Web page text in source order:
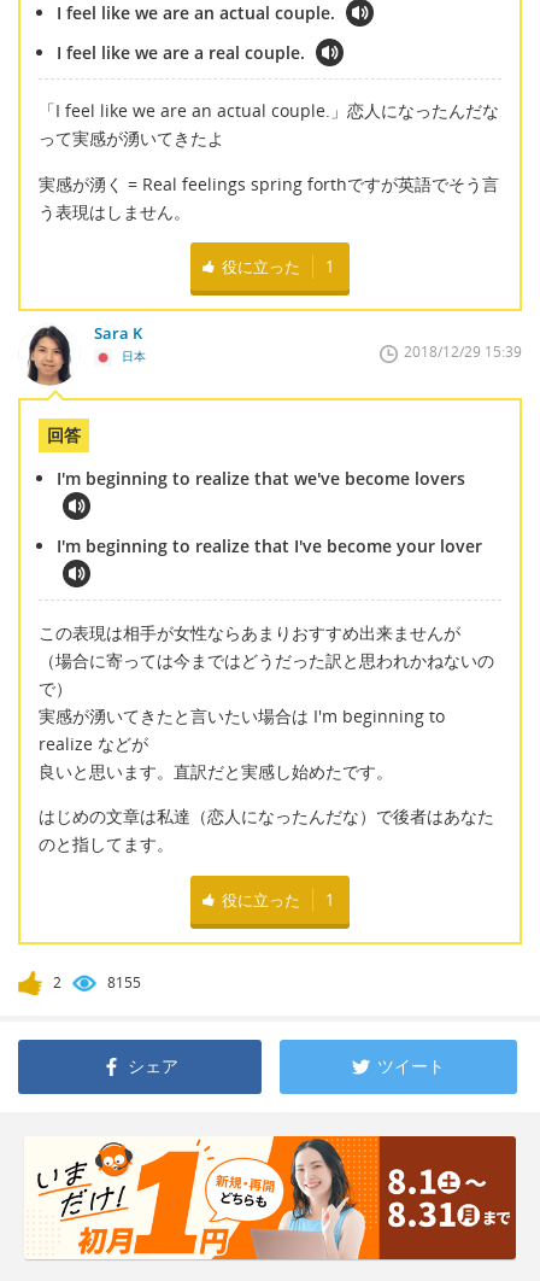
I feel like we are an actual couple.
I feel like we are a real couple.
「I feel like we are an actual couple.」恋人になったんだな
って実感が湧いてきたよ
実感が湧く = Real feelings spring forthですが英語でそう言
う表現はしません。
役に立った 1
Sara K
日本 2018/12/29 15:39
回答
I'm beginning to realize that we've become lovers
I'm beginning to realize that I've become your lover
この表現は相手が女性ならあまりおすすめ出来ませんが
（場合に寄っては今まではどうだった訳と思われかねないの
で）
実感が湧いてきたと言いたい場合は I'm beginning to
realize などが
良いと思います。直訳だと実感し始めたです。
はじめの文章は私達（恋人になったんだな）で後者はあなた
のと指してます。
役に立った 1
2 8155
シェア ツイート